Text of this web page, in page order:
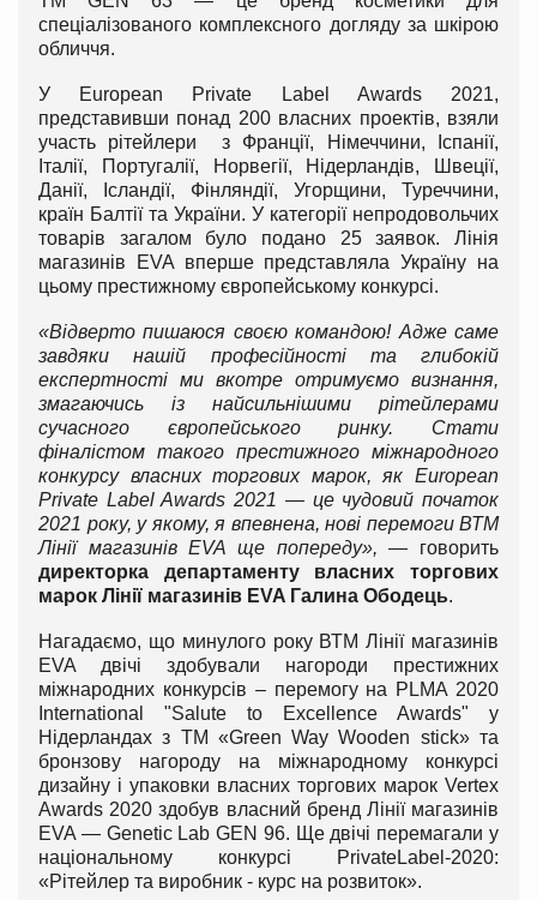
спеціалізованого комплексного догляду за шкірою
обличчя.
У European Private Label Awards 2021,
представивши понад 200 власних проектів, взяли
участь рітейлери з Франції, Німеччини, Іспанії,
Італії, Португалії, Норвегії, Нідерландів, Швеції,
Данії, Ісландії, Фінляндії, Угорщини, Туреччини,
країн Балтії та України. У категорії непродовольчих
товарів загалом було подано 25 заявок. Лінія
магазинів EVA вперше представляла Україну на
цьому престижному європейському конкурсі.
«Відверто пишаюся своєю командою! Адже саме
завдяки нашій професійності та глибокій
експертності ми вкотре отримуємо визнання,
змагаючись із найсильнішими рітейлерами
сучасного європейського ринку. Стати
фіналістом такого престижного міжнародного
конкурсу власних торгових марок, як European
Private Label Awards 2021 — це чудовий початок
2021 року, у якому, я впевнена, нові перемоги ВТМ
Лінії магазинів EVA ще попереду», — говорить
директорка департаменту власних торгових
марок Лінії магазинів EVA Галина Ободець.
Нагадаємо, що минулого року ВТМ Лінії магазинів
EVA двічі здобували нагороди престижних
міжнародних конкурсів – перемогу на PLMA 2020
International "Salute to Excellence Awards" у
Нідерландах з ТМ «Green Way Wooden stick» та
бронзову нагороду на міжнародному конкурсі
дизайну і упаковки власних торгових марок Vertex
Awards 2020 здобув власний бренд Лінії магазинів
EVA — Genetic Lab GEN 96. Ще двічі перемагали у
національному конкурсі PrivateLabel-2020:
«Рітейлер та виробник - курс на розвиток».